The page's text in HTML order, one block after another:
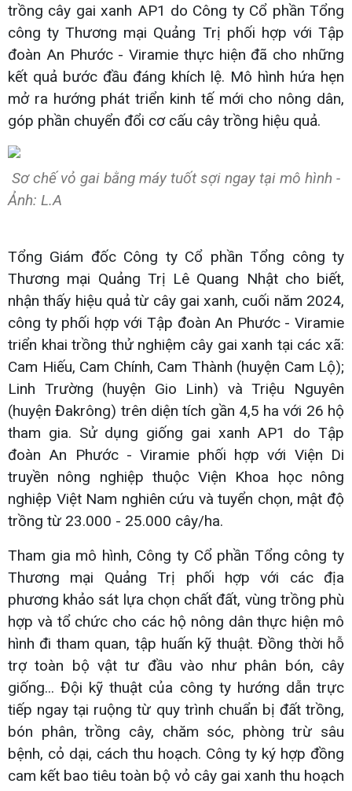
trồng cây gai xanh AP1 do Công ty Cổ phần Tổng
công ty Thương mại Quảng Trị phối hợp với Tập
đoàn An Phước - Viramie thực hiện đã cho những
kết quả bước đầu đáng khích lệ. Mô hình hứa hẹn
mở ra hướng phát triển kinh tế mới cho nông dân,
góp phần chuyển đổi cơ cấu cây trồng hiệu quả.
Sơ chế vỏ gai bằng máy tuốt sợi ngay tại mô hình -
Ảnh: L.A
Tổng Giám đốc Công ty Cổ phần Tổng công ty
Thương mại Quảng Trị Lê Quang Nhật cho biết,
nhận thấy hiệu quả từ cây gai xanh, cuối năm 2024,
công ty phối hợp với Tập đoàn An Phước - Viramie
triển khai trồng thử nghiệm cây gai xanh tại các xã:
Cam Hiếu, Cam Chính, Cam Thành (huyện Cam Lộ);
Linh Trường (huyện Gio Linh) và Triệu Nguyên
(huyện Đakrông) trên diện tích gần 4,5 ha với 26 hộ
tham gia. Sử dụng giống gai xanh AP1 do Tập
đoàn An Phước - Viramie phối hợp với Viện Di
truyền nông nghiệp thuộc Viện Khoa học nông
nghiệp Việt Nam nghiên cứu và tuyển chọn, mật độ
trồng từ 23.000 - 25.000 cây/ha.
Tham gia mô hình, Công ty Cổ phần Tổng công ty
Thương mại Quảng Trị phối hợp với các địa
phương khảo sát lựa chọn chất đất, vùng trồng phù
hợp và tổ chức cho các hộ nông dân thực hiện mô
hình đi tham quan, tập huấn kỹ thuật. Đồng thời hỗ
trợ toàn bộ vật tư đầu vào như phân bón, cây
giống... Đội kỹ thuật của công ty hướng dẫn trực
tiếp ngay tại ruộng từ quy trình chuẩn bị đất trồng,
bón phân, trồng cây, chăm sóc, phòng trừ sâu
bệnh, cỏ dại, cách thu hoạch. Công ty ký hợp đồng
cam kết bao tiêu toàn bộ vỏ cây gai xanh thu hoạch